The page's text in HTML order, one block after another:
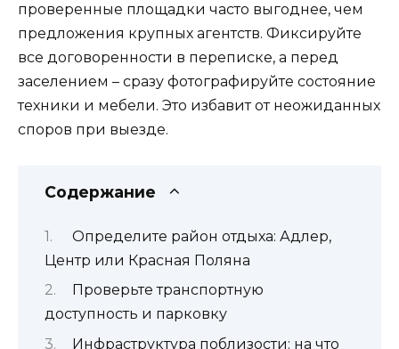
проверенные площадки часто выгоднее, чем
предложения крупных агентств. Фиксируйте
все договоренности в переписке, а перед
заселением – сразу фотографируйте состояние
техники и мебели. Это избавит от неожиданных
споров при выезде.
Содержание
Определите район отдыха: Адлер,
Центр или Красная Поляна
Проверьте транспортную
доступность и парковку
Инфраструктура поблизости: на что